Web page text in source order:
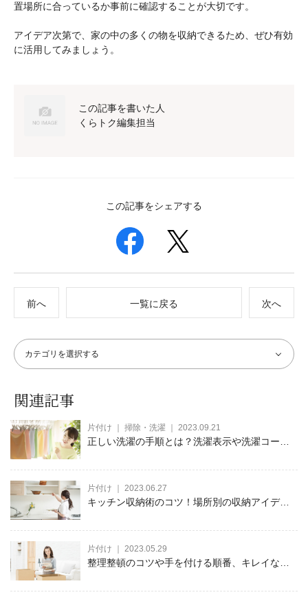
置場所に合っているか事前に確認することが大切です。
アイデア次第で、家の中の多くの物を収納できるため、ぜひ有効
に活用してみましょう。
この記事を書いた人
くらトク編集担当
この記事をシェアする
前へ 一覧に戻る 次へ
関連記事
片付け ｜ 掃除・洗濯 ｜ 2023.09.21
正しい洗濯の手順とは？洗濯表示や洗濯コース
片付け ｜ 2023.06.27
キッチン収納術のコツ！場所別の収納アイデ
片付け ｜ 2023.05.29
整理整頓のコツや手を付ける順番、キレイな部